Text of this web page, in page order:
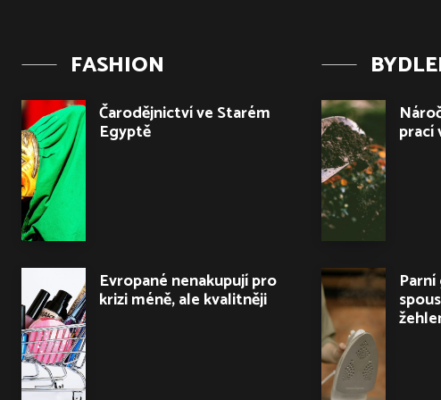
FASHION
Čarodějnictví ve Starém
Egyptě
Evropané nenakupují pro
krizi méně, ale kvalitněji
prací